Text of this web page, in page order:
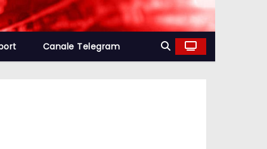
Canale Telegram